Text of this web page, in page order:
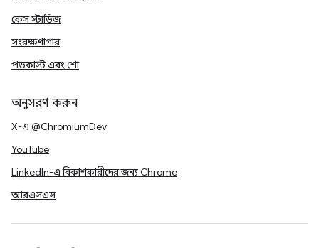
কেস স্টাডিজ
সংরক্ষণাগার
পডকাস্ট এবং শো
অনুসরণ করুন
X-এ @ChromiumDev
YouTube
LinkedIn-এ বিকাশকারীদের জন্য Chrome
আরএসএস